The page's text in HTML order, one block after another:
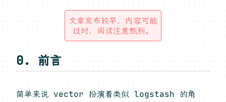
文章发布较早，内容可能
过时，阅读注意甄别。
0. 前言
简单来说 vector 扮演着类似 logstash 的角